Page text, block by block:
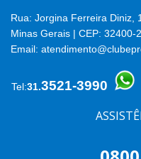
Rua: Jorgina Ferreira Diniz,
Minas Gerais | CEP: 32400-
Email:
Tel:31.3521-3990